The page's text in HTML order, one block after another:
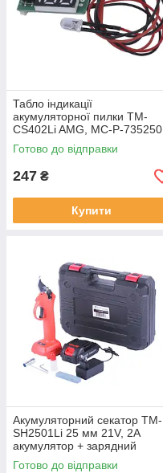
Табло індикації
акумуляторної пилки TM-
CS402Li AMG, MC-P-735250
Готово до відправки
247 ₴
Купити
Акумуляторний секатор TM-
SH2501Li 25 мм 21V, 2A
акумулятор + зарядний
пристрій AMG, MC-A-145753
Готово до відправки